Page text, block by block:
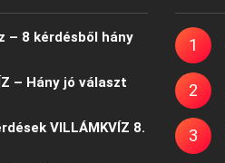
– 8 kérdésből hány
– Hány jó választ
VILLÁMKVÍZ 8.